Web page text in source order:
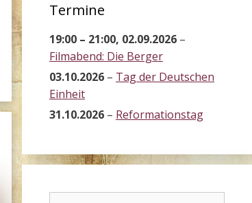
Termine
19:00 – 21:00, 02.09.2026 –
Filmabend: Die Berger
03.10.2026 – Tag der Deutschen
Einheit
31.10.2026 – Reformationstag